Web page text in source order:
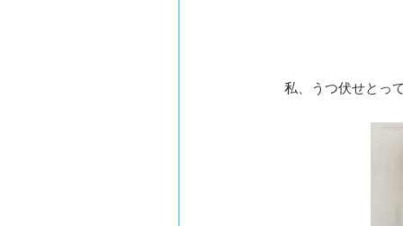
私、うつ伏せとっ